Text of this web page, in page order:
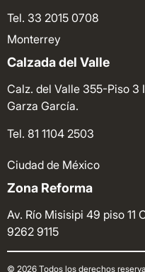
Tel. 33 2015 0708
Monterrey
Calzada del Valle
Calz. del Valle 355-Piso 3
Garza García.
Tel. 81 1104 2503
Ciudad de México
Zona Reforma
Av. Río Misisipi 49 piso 11
9262 9115
© 2026 Todos los derechos